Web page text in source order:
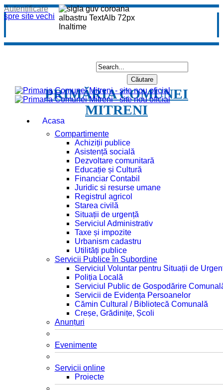
spre site vechi
Autentificare
PRIMĂRIA COMUNEI
MITRENI
Acasa
Compartimente
Achiziții publice
Asistență socială
Dezvoltare comunitară
Educație și Cultură
Financiar Contabil
Juridic si resurse umane
Registrul agricol
Starea civilă
Situații de urgență
Serviciul Administrativ
Taxe și impozite
Urbanism cadastru
Utilități publice
Servicii Publice în Subordine
Serviciul Voluntar pentru Situații de
Poliția Locală
Serviciul Public de Gospodărire
Servicii de Evidența Persoanelor
Cămin Cultural / Bibliotecă Comunală
Creșe, Grădinițe, Școli
Anunțuri
Evenimente
Servicii online
Proiecte